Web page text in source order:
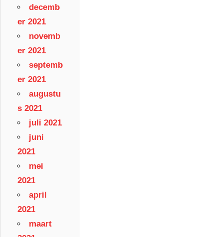
decemb
er 2021
novemb
er 2021
septemb
er 2021
augustu
s 2021
juli 2021
juni
2021
mei
2021
april
2021
maart